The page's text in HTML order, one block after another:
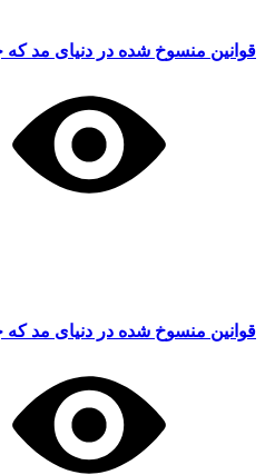
قوانین منسوخ شده در دنیای مد
قوانین منسوخ شده در دنیای مد